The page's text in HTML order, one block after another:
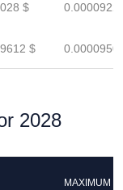
$
$
2028
MAXIMUM